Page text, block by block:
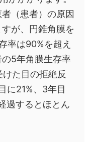
（患者）の原因
が、円錐角膜を
率は90%を超え
5年角膜生存率
た目の拒絶反
に21%、3年目
過するとほとん